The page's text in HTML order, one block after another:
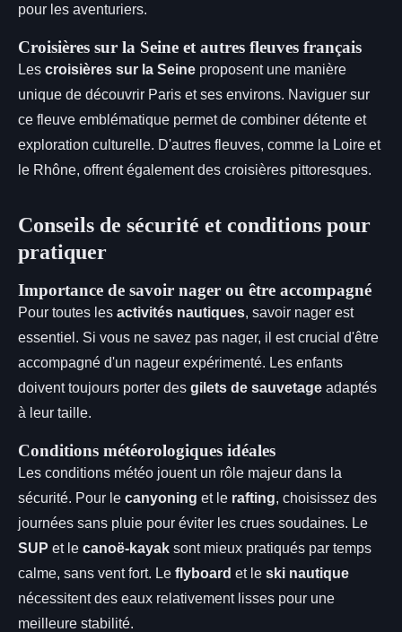
pour les aventuriers.
Croisières sur la Seine et autres fleuves français
Les croisières sur la Seine proposent une manière
unique de découvrir Paris et ses environs. Naviguer sur
ce fleuve emblématique permet de combiner détente et
exploration culturelle. D'autres fleuves, comme la Loire et
le Rhône, offrent également des croisières pittoresques.
Conseils de sécurité et conditions pour
pratiquer
Importance de savoir nager ou être accompagné
Pour toutes les activités nautiques, savoir nager est
essentiel. Si vous ne savez pas nager, il est crucial d'être
accompagné d'un nageur expérimenté. Les enfants
doivent toujours porter des gilets de sauvetage adaptés
à leur taille.
Conditions météorologiques idéales
Les conditions météo jouent un rôle majeur dans la
sécurité. Pour le canyoning et le rafting, choisissez des
journées sans pluie pour éviter les crues soudaines. Le
SUP et le canoë-kayak sont mieux pratiqués par temps
calme, sans vent fort. Le flyboard et le ski nautique
nécessitent des eaux relativement lisses pour une
meilleure stabilité.